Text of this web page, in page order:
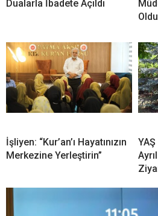
Dualarla İbadete Açıldı
Oldu
İşliyen: “Kur’an’ı Hayatınızın
Merkezine Yerleştirin”